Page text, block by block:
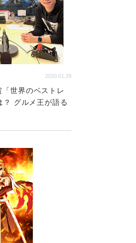
2020.01.29
世界のベストレ
？ グルメ王が語る